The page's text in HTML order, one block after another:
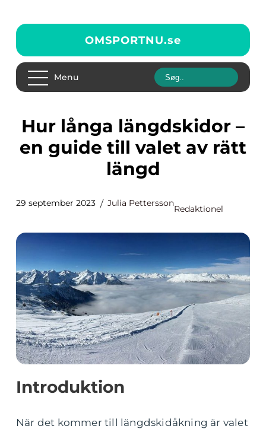
OMSPORTNU.se
Menu
Hur långa längdskidor –
en guide till valet av rätt
längd
29 september 2023 Julia Pettersson
Redaktionel
Introduktion
När det kommer till längdskidåkning är valet